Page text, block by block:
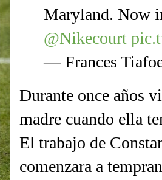
Maryland. Now
@Nikecourt
— Frances
Durante once años
madre cuando ella
El trabajo de
comenzara a